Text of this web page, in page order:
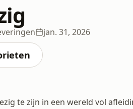
jan. 31, 2026
te zijn in een wereld vol